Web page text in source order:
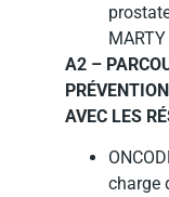
MARTY
A2 –
AVEC LES
charge